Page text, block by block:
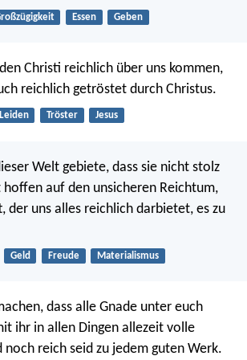
Essen Geben
Christi reichlich über uns kommen,
reichlich getröstet durch Christus.
Leiden Tröster Jesus
Welt gebiete, dass sie nicht stolz
hoffen auf den unsicheren Reichtum,
der uns alles reichlich darbietet, es zu
Geld Freude Materialismus
dass alle Gnade unter euch
ihr in allen Dingen allezeit volle
noch reich seid zu jedem guten Werk.